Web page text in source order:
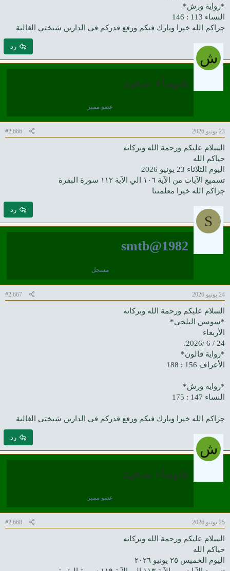
*رواية ورش*
النساء 113 : 146
جزاكم الله خيرا وبارك فيكم ورفع قدركم في الدارين شيختي الغالية
رد
ش
شيماء سعيد
عضو مميز
23 يونيو 2026 #2,666
السلام عليكم ورحمة الله وبركاته
حياكم الله
اليوم الثلاثاء 23 يونيو 2026
تسميع الآيات من الآية ١٠٦ الي الآية ١١٢ سورة البقرة
جزاكم الله خيرا معلمتنا
رد
S
smtb@1982
مسجل
24 يونيو 2026 #2,667
السلام عليكم ورحمة الله وبركاته
*سوسن البلخي*
الأربعاء
24 / 6 /2026.
*رواية قالون*
الأعراف 156 : 188
*رواية ورش*
النساء 147 : 175
جزاكم الله خيرا وبارك فيكم ورفع قدركم في الدارين شيختي الغالية
رد
ش
شيماء سعيد
عضو مميز
25 يونيو 2026 #2,668
السلام عليكم ورحمة الله وبركاته
حياكم الله
اليوم الخميس ٢٥ يونيو ٢٠٢٦